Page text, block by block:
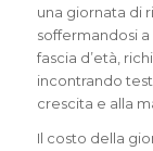
una giornata di
soffermandosi
fascia d’età,
incontrando
crescita e alla
Il costo della